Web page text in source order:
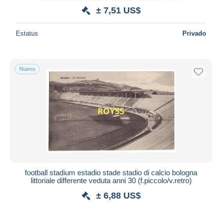
± 7,51 US$
Estatus Privado
Nuevo
football stadium estadio stade stadio di calcio bologna
littoriale differente veduta anni 30 (f.piccolo/v.retro)
± 6,88 US$